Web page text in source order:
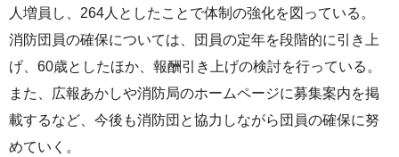
人増員し、264人としたことで体制の強化を図っている。
消防団員の確保については、団員の定年を段階的に引き上
げ、60歳としたほか、報酬引き上げの検討を行っている。
また、広報あかしや消防局のホームページに募集案内を掲
載するなど、今後も消防団と協力しながら団員の確保に努
めていく。